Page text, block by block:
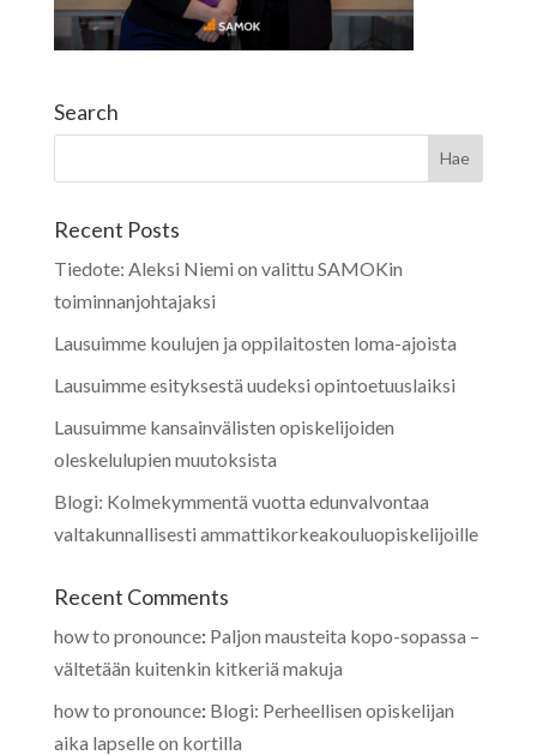
Search
Recent Posts
Tiedote: Aleksi Niemi on valittu SAMOKin
toiminnanjohtajaksi
Lausuimme koulujen ja oppilaitosten loma-ajoista
Lausuimme esityksestä uudeksi opintoetuuslaiksi
Lausuimme kansainvälisten opiskelijoiden
oleskelulupien muutoksista
Blogi: Kolmekymmentä vuotta edunvalvontaa
valtakunnallisesti ammattikorkeakouluopiskelijoille
Recent Comments
how to pronounce: Paljon mausteita kopo-sopassa –
vältetään kuitenkin kitkeriä makuja
how to pronounce: Blogi: Perheellisen opiskelijan
aika lapselle on kortilla